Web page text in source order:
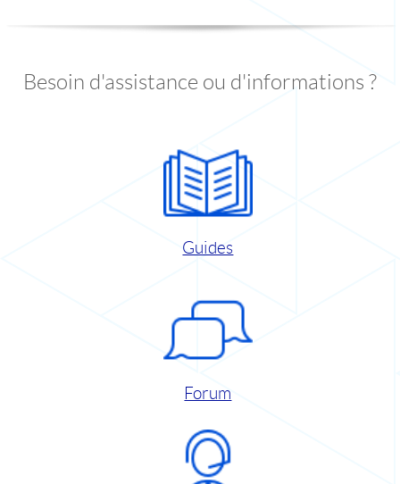
Besoin d'assistance ou d'informations ?
Guides
Forum